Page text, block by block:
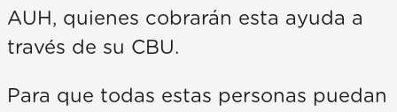
AUH, quienes cobrarán esta ayuda a
través de su CBU.
Para que todas estas personas puedan